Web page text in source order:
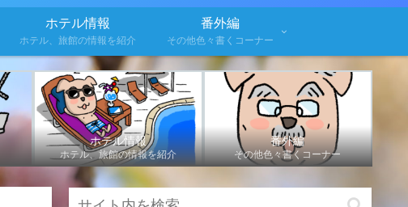
ホテル情報
ホテル、旅館の情報を紹介
番外編
その他色々書くコーナー
ホテル情報
ホテル、旅館の情報を紹介
番外編
その他色々書くコーナー